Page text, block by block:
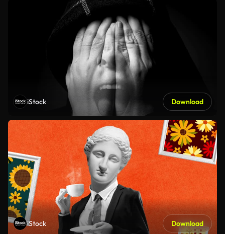
iStock Download
iStock Download